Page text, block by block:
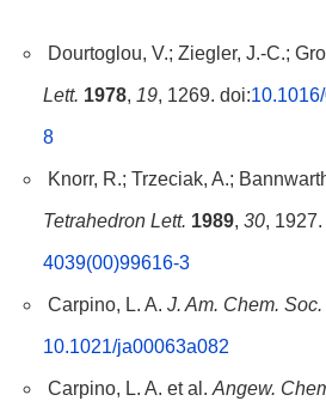
Dourtoglou, V.; Ziegler, J.-C.;
Lett. 1978, 19, 1269. doi:
8
Knorr, R.; Trzeciak, A.;
Tetrahedron Lett. 1989, 30, 1927.
4039(00)99616-3
Carpino, L. A. J. Am. Chem. Soc.
10.1021/ja00063a082
Carpino, L. A. et al. Angew.